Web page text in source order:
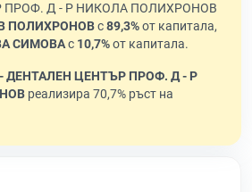
ПРОФ. Д - Р НИКОЛА ПОЛИХРОНОВ
ПОЛИХРОНОВс89,3%от капитала,
СИМОВАс 10,7%от капитала.
ДЕНТАЛЕН ЦЕНТЪР ПРОФ. Д - Р
реализира 70,7% ръст на